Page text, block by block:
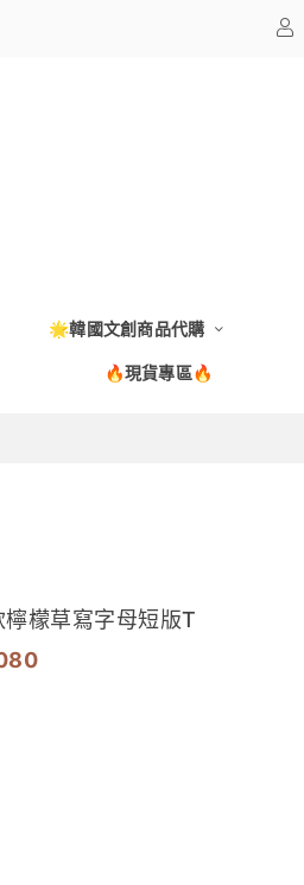
🌟韓國文創商品代購
🔥現貨專區🔥
檬草寫字母短版T